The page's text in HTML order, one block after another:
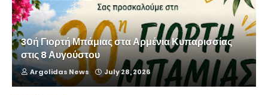
30ή Γιορτή Μπάμιας στα Αρμένια Κυπαρισσίας
στις 8 Αυγούστου
Argolidas News July 28, 2026